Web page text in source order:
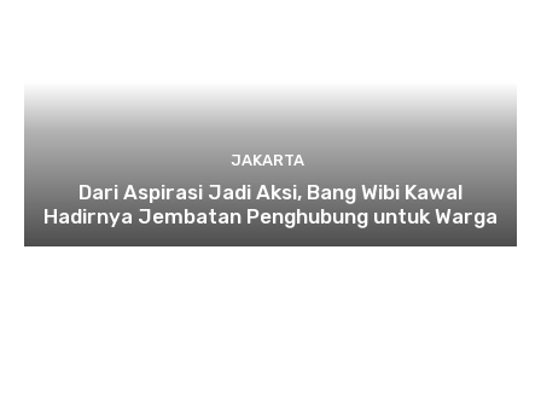
JAKARTA
Dari Aspirasi Jadi Aksi, Bang Wibi Kawal
Hadirnya Jembatan Penghubung untuk Warga